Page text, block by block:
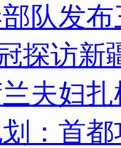
队发
探访新
兰夫妇
：首